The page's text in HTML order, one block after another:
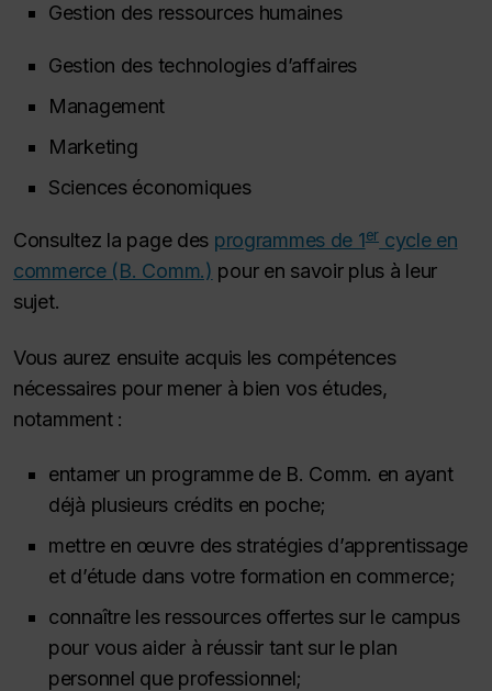
Gestion des ressources humaines
Gestion des technologies d’affaires
Management
Marketing
Sciences économiques
Consultez la page des programmes de 1er cycle en
commerce (B. Comm.) pour en savoir plus à leur
sujet.
Vous aurez ensuite acquis les compétences
nécessaires pour mener à bien vos études,
notamment :
entamer un programme de B. Comm. en ayant
déjà plusieurs crédits en poche;
mettre en œuvre des stratégies d’apprentissage
et d’étude dans votre formation en commerce;
connaître les ressources offertes sur le campus
pour vous aider à réussir tant sur le plan
personnel que professionnel;